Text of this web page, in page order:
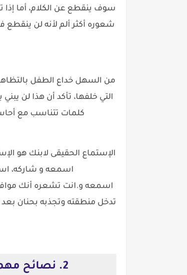
سوف ينقطع عن الكلام، أما
شعوره أكثر ألم لأنه لن
من السهل خداع الطفل
التي خلفها، تأكد أن هذا لن
كلمات تتناسب مع
الإستماع الحقيقى لابنك هو
اسمعه و شاركه،
اسمعه و.انت تشعره أنك
تدخل منطقته وتجذبه بحنان
2. نصائح مهمة في الحوار لبناء علاقة قوية بطفلي: